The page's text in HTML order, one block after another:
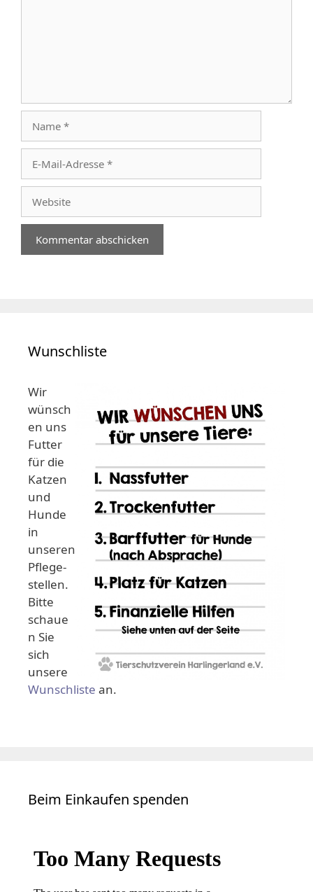
Mail-
Adresse
Wunschliste
Wir
wünsch
en uns
Futter
für die
Katzen
und
Hunde
in
unseren
Pflege-
stellen.
Bitte
schaue
n Sie
sich
unsere
Wunschliste an.
Beim Einkaufen spenden